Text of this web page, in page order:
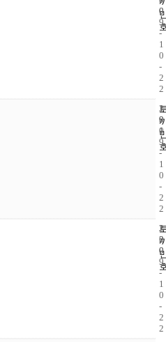
0
0
9
-
1
0
-
2
2
1
9
1
2
0
0
9
-
1
0
-
2
2
2
2
0
2
0
0
9
-
1
0
-
2
2